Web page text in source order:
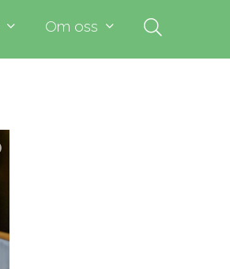
Om oss